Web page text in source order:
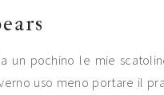
un pochino le mie
uso meno portare il